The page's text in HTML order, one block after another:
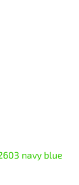
navy blue